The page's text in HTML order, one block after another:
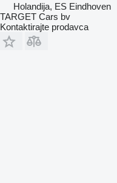
Holandija, ES Eindhoven
TARGET Cars bv
Kontaktirajte prodavca